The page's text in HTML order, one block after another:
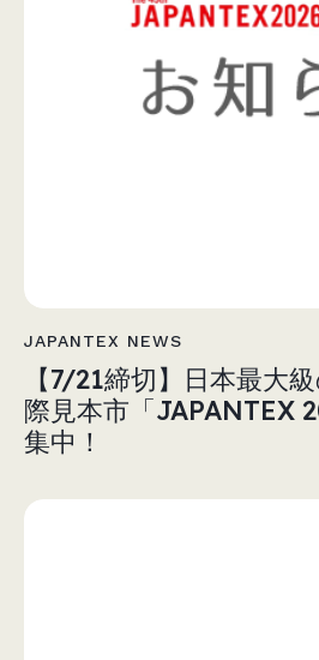
JAPANTEX NEWS
【7/21締切】日本最大
際見本市「JAPANTEX
集中！